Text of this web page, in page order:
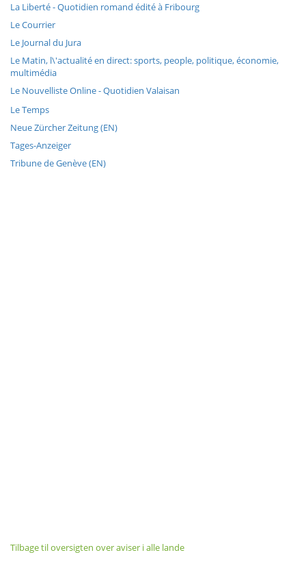
La Liberté - Quotidien romand édité à Fribourg
Le Courrier
Le Journal du Jura
Le Matin, l\'actualité en direct: sports, people, politique, économie,
multimédia
Le Nouvelliste Online - Quotidien Valaisan
Le Temps
Neue Zürcher Zeitung (EN)
Tages-Anzeiger
Tribune de Genève (EN)
Tilbage til oversigten over aviser i alle lande